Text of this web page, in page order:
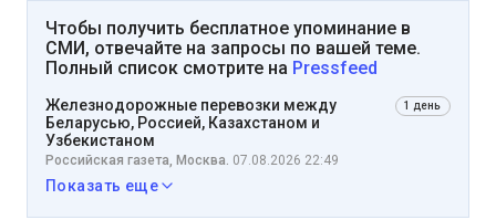
Чтобы получить бесплатное упоминание в
СМИ, отвечайте на запросы по вашей теме.
Полный список смотрите на Pressfeed
Железнодорожные перевозки между
Беларусью, Россией, Казахстаном и
Узбекистаном
1 день
Российская газета, Москва. 07.08.2026 22:49
Показать еще